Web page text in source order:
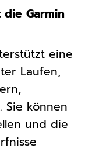
Garmin
eine
Laufen,
Sie können
und die